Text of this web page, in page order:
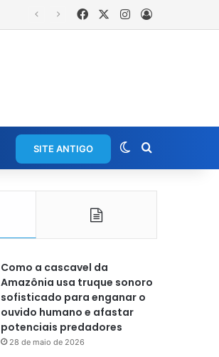
FacebookInstagram
SITE ANTIGO Switch skin
Como a cascavel da
Amazônia usa truque sonoro
sofisticado para enganar o
ouvido humano e afastar
potenciais predadores
28 de maio de 2026